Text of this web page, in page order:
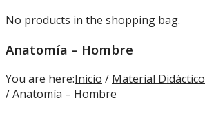
No products in the shopping bag.
Anatomía – Hombre
You are here:Inicio / Material Didáctico
/ Anatomía – Hombre